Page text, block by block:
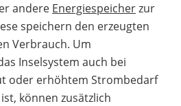
andere Energiespeicherzur
speichern den erzeugten
Verbrauch. Um
Inselsystem auch bei
oder erhöhtem Strombedarf
können zusätzlich